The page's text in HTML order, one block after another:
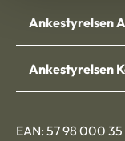
Ankestyrelsen
Ankestyrelsen
EAN: 57 98 000 35